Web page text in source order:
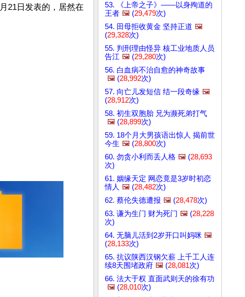
21日发表的，居然在
53. 《上帝之子》——以身殉道的
王者 🖼️ (29,479次)
54. 田母拒收黄金 坚持正道 🖼️
(29,328次)
55. 判刑理由怪异 核工业地质人员
告江 🖼️ (29,280次)
56. 白血病不治自愈的神奇故事
🖼️ (28,992次)
57. 向亡儿发短信 结一段奇缘 🖼️
(28,912次)
58. 初生双胞胎 兄为濒死弟打气
🖼️ (28,899次)
59. 18个月大男孩语出惊人 揭前世
今生 🖼️ (28,800次)
60. 勿贪小利而丢人格 🖼️ (28,693
次)
61. 姻缘天定 网恋竟是3岁时初恋
情人 🖼️ (28,482次)
62. 蔡伦失德遭报 🖼️ (28,478次)
63. 谦为生门 财为死门 🖼️ (28,228
次)
64. 无脑儿活到2岁开口叫妈咪 🖼️
(28,133次)
65. 抗议陕西汉钢欠薪 上千工人连
续8天围堵政府 🖼️ (28,081次)
66. 法大于权 直面武则天的徐有功
🖼️ (28,010次)